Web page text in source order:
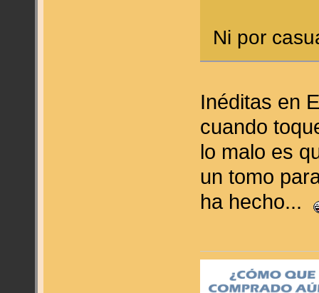
Ni por
Inéditas en
cuando
lo malo es
un tomo
ha hecho...